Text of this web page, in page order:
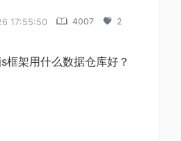
17:55:50 4007 2
框架用什么数据仓库好？